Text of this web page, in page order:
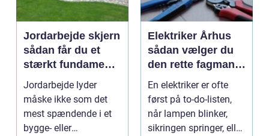
Jordarbejde skjern
sådan får du et
stærkt fundament
til dit projekt
Jordarbejde lyder
måske ikke som det
mest spændende i et
bygge- eller
Elektriker Århus
sådan vælger du
den rette fagmand
til opgaven
En elektriker er ofte
først på to-do-listen,
når lampen blinker,
sikringen springer, eller